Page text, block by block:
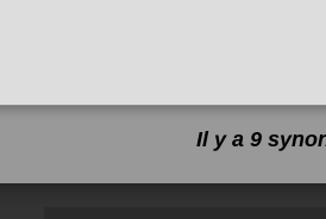
Il y a 9